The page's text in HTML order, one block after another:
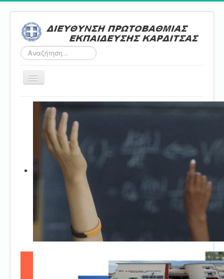
Αναζήτηση...
Εναλλαγή
Αρχική
Τμήμα Α'
Τμήμα Β'
Επικοινωνία